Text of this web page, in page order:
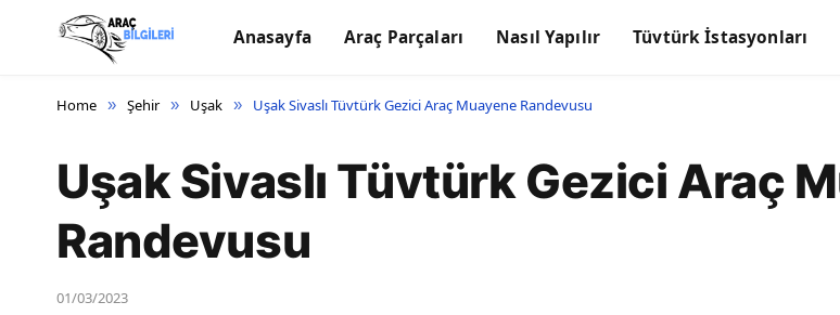
Anasayfa Araç Parçaları Nasıl Yapılır Tüvtürk İstasyonları
Home » Şehir » Uşak » Uşak Sivaslı Tüvtürk Gezici Araç Muayene Randevusu
Uşak Sivaslı Tüvtürk Gezici Araç
Randevusu
01/03/2023